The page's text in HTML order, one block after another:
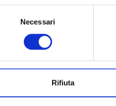
Necessari
Rifiuta